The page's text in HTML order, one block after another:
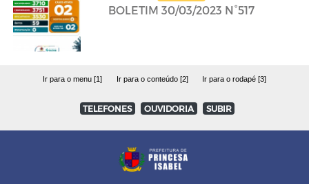
BOLETIM 30/03/2023 N°517
Ir para o menu [1] Ir para o conteúdo [2] Ir para o rodapé [3]
TELEFONES OUVIDORIA SUBIR